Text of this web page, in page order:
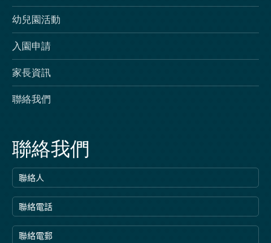
幼兒園活動
入園申請
家長資訊
聯絡我們
聯絡我們